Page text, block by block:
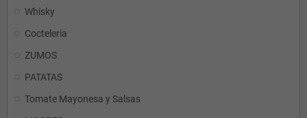
Whisky
Cocteleria
ZUMOS
PATATAS
Tomate Mayonesa y Salsas